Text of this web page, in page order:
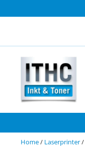
Home/ Laserprinter/